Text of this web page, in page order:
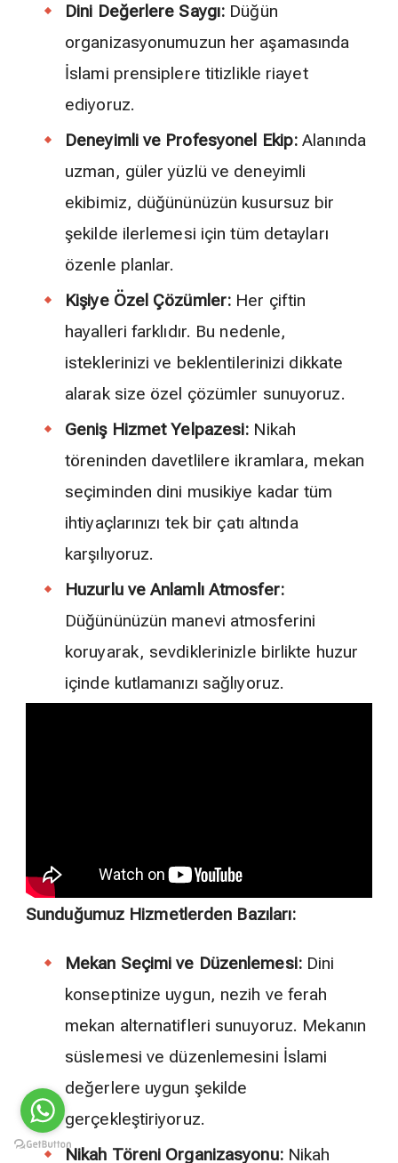
Dini Değerlere Saygı: Düğün
organizasyonumuzun her aşamasında
İslami prensiplere titizlikle riayet
ediyoruz.
Deneyimli ve Profesyonel Ekip: Alanında
uzman, güler yüzlü ve deneyimli
ekibimiz, düğününüzün kusursuz bir
şekilde ilerlemesi için tüm detayları
özenle planlar.
Kişiye Özel Çözümler: Her çiftin
hayalleri farklıdır. Bu nedenle,
isteklerinizi ve beklentilerinizi dikkate
alarak size özel çözümler sunuyoruz.
Geniş Hizmet Yelpazesi: Nikah
töreninden davetlilere ikramlara, mekan
seçiminden dini musikiye kadar tüm
ihtiyaçlarınızı tek bir çatı altında
karşılıyoruz.
Huzurlu ve Anlamlı Atmosfer:
Düğününüzün manevi atmosferini
koruyarak, sevdiklerinizle birlikte huzur
içinde kutlamanızı sağlıyoruz.
Sunduğumuz Hizmetlerden Bazıları:
Mekan Seçimi ve Düzenlemesi:Dini
konseptinize uygun, nezih ve ferah
mekan alternatifleri sunuyoruz. Mekanın
süslemesi ve düzenlemesini İslami
değerlere uygun şekilde
gerçekleştiriyoruz.
Nikah Töreni Organizasyonu:Nikah